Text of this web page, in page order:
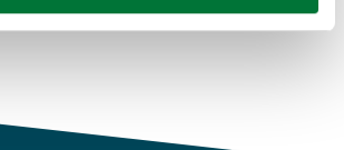
sobre cómo se procesan sus